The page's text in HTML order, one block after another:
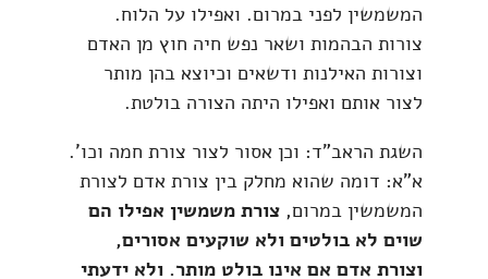
המשמשין לפני במרום. ואפילו על הלוח.
צורות הבהמות ושאר נפש חיה חוץ מן האדם
וצורות האילנות ודשאים וכיוצא בהן מותר
לצור אותם ואפילו היתה הצורה בולטת.
השגת הראב"ד: וכן אסור לצור צורת חמה וכו'.
א"א: דומה שהוא מחלק בין צורת אדם לצורת
המשמשין במרום, צורת משמשין אפילו הם
שוים לא בולטים ולא שוקעים אסורים,
וצורת אדם אם אינו בולט מותר. ולא ידעתי